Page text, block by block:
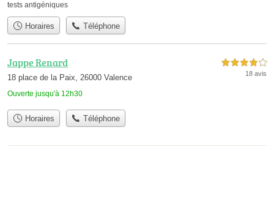
tests antigéniques
Horaires Téléphone
Jappe Renard
18 place de la Paix, 26000 Valence
Ouverte jusqu'à 12h30
4,0 étoiles sur 5
18 avis
Horaires Téléphone